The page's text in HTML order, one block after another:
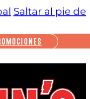
Saltar al pie de